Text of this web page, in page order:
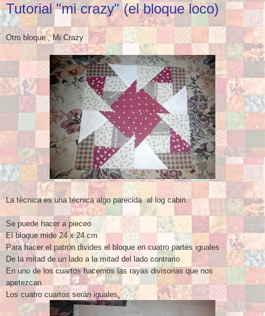
Tutorial "mi crazy" (el bloque loco)
Otro bloque , Mi Crazy
La técnica es una técnica algo parecida al log cabin.
Se puede hacer a pieceo
El bloque mide 24 x 24 cm
Para hacer el patrón divides el bloque en cuatro partes iguales
De la mitad de un lado a la mitad del lado contrario
En uno de los cuartos hacemos las rayas divisorias que nos
apetezcan
Los cuatro cuartos serán iguales